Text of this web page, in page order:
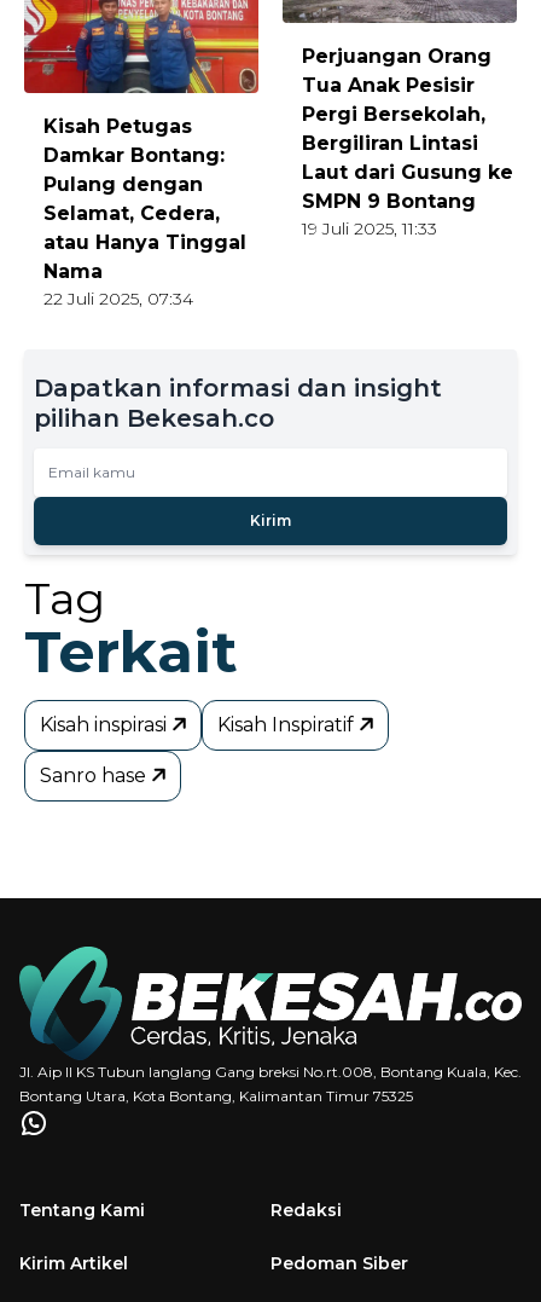
Kisah Petugas
Damkar Bontang:
Pulang dengan
Selamat, Cedera,
atau Hanya Tinggal
Nama
22 Juli 2025, 07:34
Perjuangan Orang
Tua Anak Pesisir
Pergi Bersekolah,
Bergiliran Lintasi
Laut dari Gusung ke
SMPN 9 Bontang
19 Juli 2025, 11:33
Dapatkan informasi dan insight
pilihan Bekesah.co
Kirim
Tag
Terkait
Kisah inspirasi Kisah Inspiratif
Sanro hase
Jl. Aip II KS Tubun langlang Gang breksi No.rt.008, Bontang Kuala, Kec.
Bontang Utara, Kota Bontang, Kalimantan Timur 75325
Tentang Kami Redaksi
Kirim Artikel Pedoman Siber